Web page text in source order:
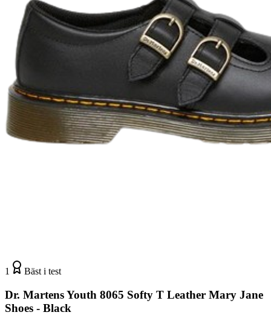
1 Bäst i test
Dr. Martens Youth 8065 Softy T Leather Mary Jane
Shoes - Black